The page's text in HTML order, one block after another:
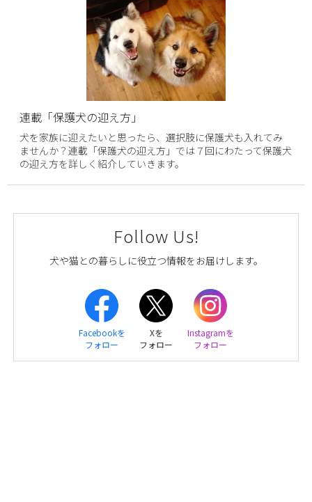
連載「保護犬の迎え方」
犬を家族に迎えたいと思ったら、選択肢に保護犬も入れてみ
ませんか？連載「保護犬の迎え方」では７回にわたって保護犬
の迎え方を詳しく紹介していきます。
Follow Us!
犬や猫との暮らしに役立つ情報をお届けします。
Facebookを
フォロー
Xを
フォロー
Instagramを
フォロー